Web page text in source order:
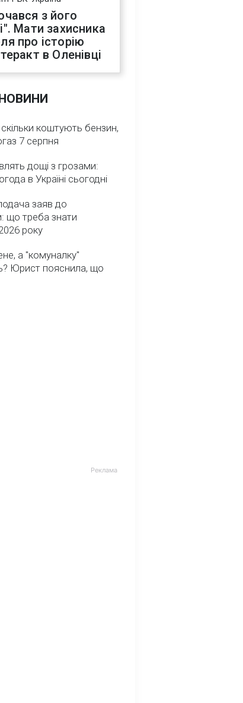
з його
Мати захисника
про історію
в Оленівці
коштують бензин,
7 серпня
дощі з грозами:
в Україні сьогодні
заяв до
що треба знати
року
а "комуналку"
Юрист пояснила, що